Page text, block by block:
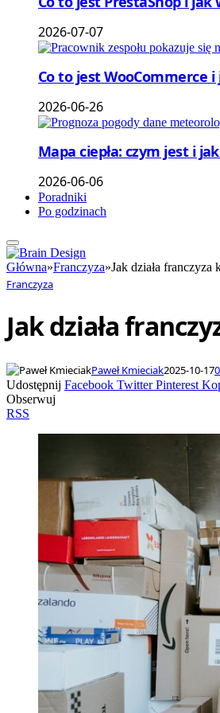
2026-07-07
Co to jest WooCommerce
2026-06-26
Mapa ciepła: czym jest i
2026-06-06
Poradniki
Po godzinach
Główna»Franczyza»Jak działa
Franczyza
Jak działa
Paweł Kmieciak2025-10-170
Udostępnij Facebook Twitter Pinterest
Obserwuj
RSS